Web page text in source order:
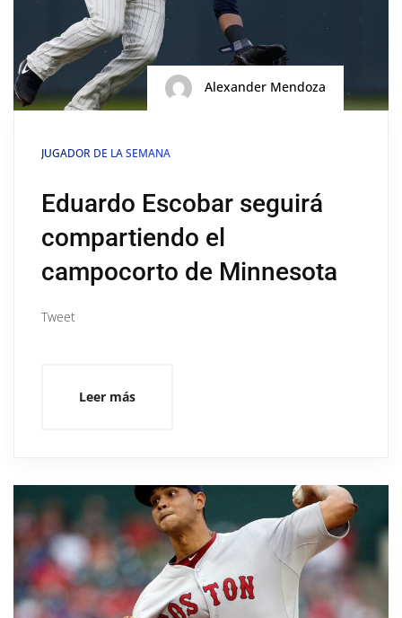
Alexander Mendoza
JUGADOR DE LA SEMANA
Eduardo Escobar seguirá
compartiendo el
campocorto de Minnesota
Tweet
Leer más